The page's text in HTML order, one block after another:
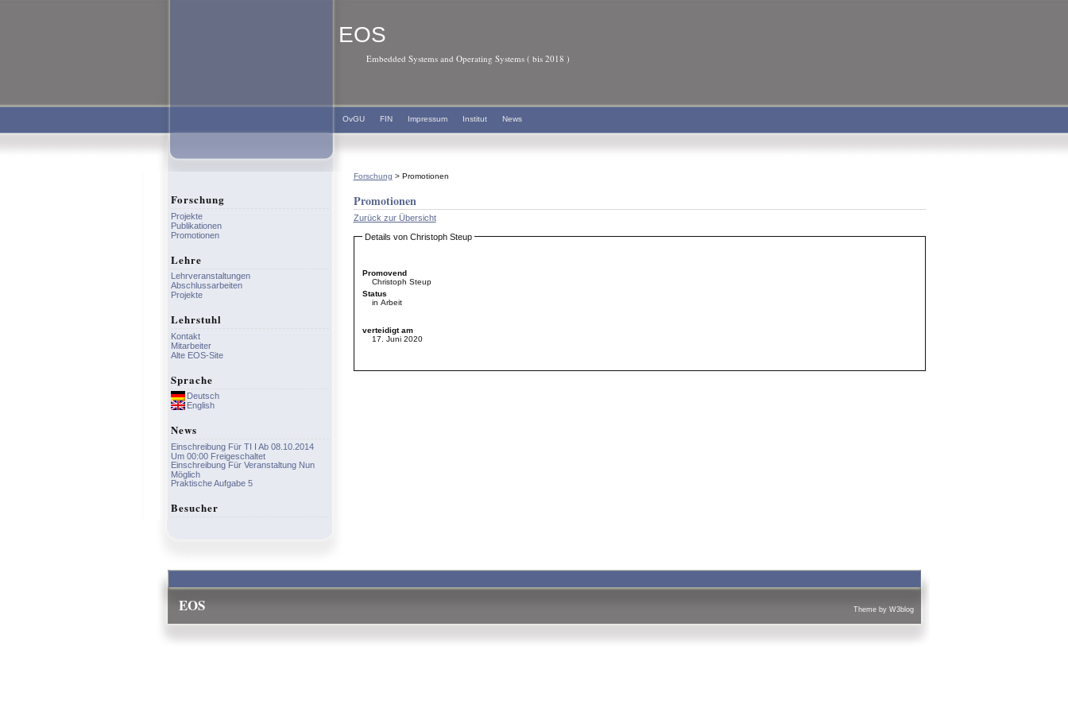
EOS
Embedded Systems and Operating Systems ( bis 2018 )
OvGU FIN Impressum Institut News
Forschung > Promotionen
Promotionen
Zurück zur Übersicht
Details von Christoph Steup
Promovend
Christoph Steup
Status
in Arbeit
verteidigt am
17. Juni 2020
Forschung
Projekte
Publikationen
Promotionen
Lehre
Lehrveranstaltungen
Abschlussarbeiten
Projekte
Lehrstuhl
Kontakt
Mitarbeiter
Alte EOS-Site
Sprache
Deutsch
English
News
Einschreibung Für TI I Ab 08.10.2014
Um 00:00 Freigeschaltet
Einschreibung Für Veranstaltung Nun
Möglich
Praktische Aufgabe 5
Besucher
EOS Theme by W3blog